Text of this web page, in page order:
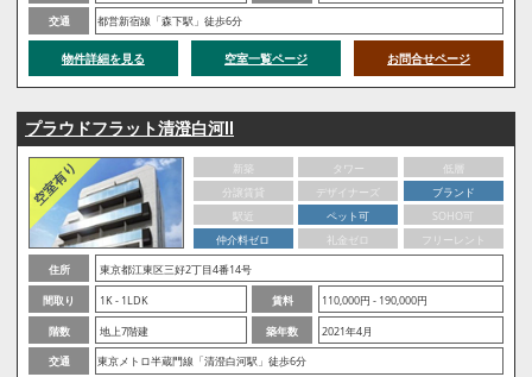
交通
都営新宿線「森下駅」徒歩6分
物件詳細を見る 空室一覧ページ お問合せページ
プラウドフラット清澄白河Ⅱ
新築 タワー
低層
分譲賃貸
デザイナーズ
ブランド
駅近
ペット可
SOHO可
仲介料ゼロ
礼金ゼロ
フリーレント
住所
東京都江東区三好2丁目4番14号
間取り
1K - 1LDK 賃料
110,000円 - 190,000円
階数
地上7階建 築年数
2021年4月
交通
東京メトロ半蔵門線「清澄白河駅」徒歩6分